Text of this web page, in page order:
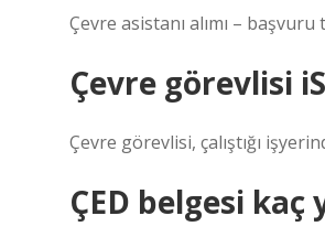
Çevre asistanı alımı –
Çevre görevlisi
Çevre görevlisi, çalıştığı
ÇED belgesi kaç